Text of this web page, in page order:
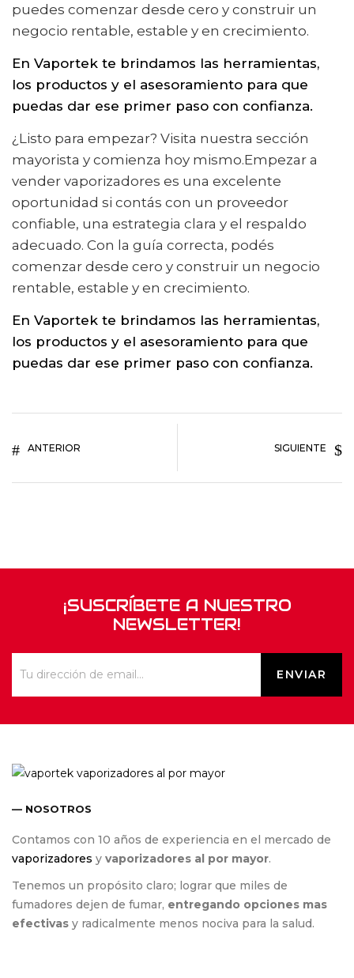
puedes comenzar desde cero y construir un
negocio rentable, estable y en crecimiento.
En Vaportek te brindamos las herramientas,
los productos y el asesoramiento para que
puedas dar ese primer paso con confianza.
¿Listo para empezar? Visita nuestra sección
mayorista y comienza hoy mismo.Empezar a
vender vaporizadores es una excelente
oportunidad si contás con un proveedor
confiable, una estrategia clara y el respaldo
adecuado. Con la guía correcta, podés
comenzar desde cero y construir un negocio
rentable, estable y en crecimiento.
En Vaportek te brindamos las herramientas,
los productos y el asesoramiento para que
puedas dar ese primer paso con confianza.
ANTERIOR SIGUIENTE
¡SUSCRÍBETE A NUESTRO
NEWSLETTER!
— NOSOTROS
Contamos con 10 años de experiencia en el mercado de
vaporizadores y vaporizadores al por mayor.
Tenemos un propósito claro; lograr que miles de
fumadores dejen de fumar, entregando opciones mas
efectivas y radicalmente menos nociva para la salud.